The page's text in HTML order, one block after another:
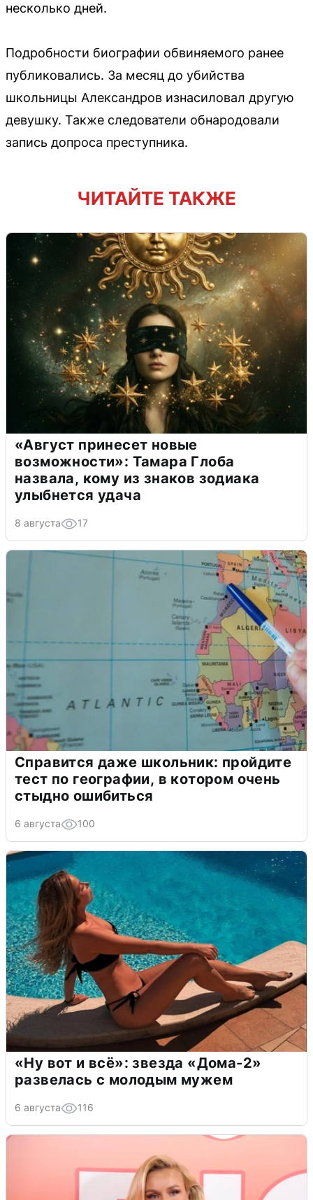
несколько дней.
Подробности биографии обвиняемого ранее
публиковались. За месяц до убийства
школьницы Александров изнасиловал другую
девушку. Также следователи обнародовали
запись допроса преступника.
ЧИТАЙТЕ ТАКЖЕ
«Август принесет новые
возможности»: Тамара Глоба
назвала, кому из знаков зодиака
улыбнется удача
8 августа 17
Справится даже школьник: пройдите
тест по географии, в котором очень
стыдно ошибиться
6 августа 100
«Ну вот и всё»: звезда «Дома-2»
развелась с молодым мужем
6 августа 116